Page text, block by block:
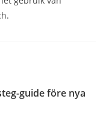
guide före nya